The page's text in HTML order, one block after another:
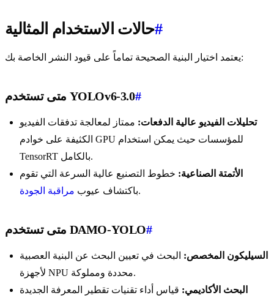
حالات الاستخدام المثالية#
يعتمد اختيار البنية الصحيحة تماماً على قيود النشر الخاصة بك:
متى تستخدم YOLOv6-3.0#
تحليلات الفيديو عالية الدفعات: ممتاز لمعالجة تدفقات الفيديو
الكثيفة على خوادم GPU للمؤسسات حيث يمكن استخدام
TensorRT بالكامل.
الأتمتة الصناعية: خطوط التصنيع عالية السرعة التي تقوم
باكتشاف عيوب مراقبة الجودة .
متى تستخدم DAMO-YOLO#
السيليكون المخصص: البحث في تعيين البحث عن البنية العصبية
لأجهزة NPU محددة ومملوكة.
البحث الأكاديمي: قياس أداء تقنيات تقطير المعرفة الجديدة